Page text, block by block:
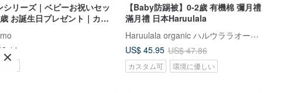
シリーズ｜ベビーお祝いセッ
お誕生日プレゼント｜カス
ズ対応｜スタイ｜ヘアバンド
【Baby防踢被】0-2歲 有機棉 彌月禮
滿月禮 日本Haruulala
Haruulala organic ハルウララオーガニック
US$ 45.95 US$ 47.86
カスタム可 環境に優しい